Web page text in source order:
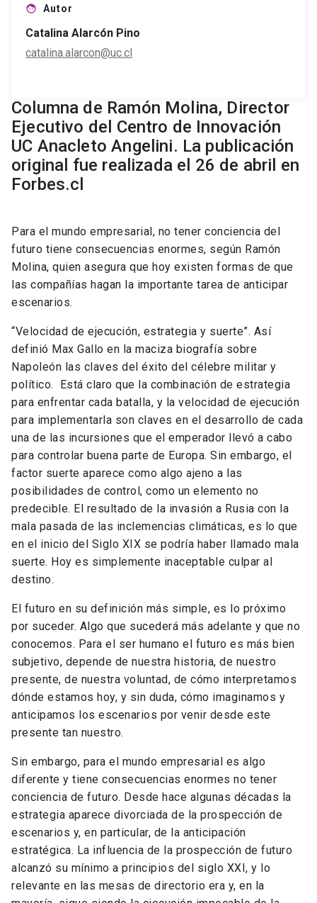
face Autor
Catalina Alarcón Pino
catalina.alarcon@uc.cl
Columna de Ramón Molina, Director
Ejecutivo del Centro de Innovación
UC Anacleto Angelini. La publicación
original fue realizada el 26 de abril en
Forbes.cl
Para el mundo empresarial, no tener conciencia del
futuro tiene consecuencias enormes, según Ramón
Molina, quien asegura que hoy existen formas de que
las compañías hagan la importante tarea de anticipar
escenarios.
“Velocidad de ejecución, estrategia y suerte”. Así
definió Max Gallo en la maciza biografía sobre
Napoleón las claves del éxito del célebre militar y
político. Está claro que la combinación de estrategia
para enfrentar cada batalla, y la velocidad de ejecución
para implementarla son claves en el desarrollo de cada
una de las incursiones que el emperador llevó a cabo
para controlar buena parte de Europa. Sin embargo, el
factor suerte aparece como algo ajeno a las
posibilidades de control, como un elemento no
predecible. El resultado de la invasión a Rusia con la
mala pasada de las inclemencias climáticas, es lo que
en el inicio del Siglo XIX se podría haber llamado mala
suerte. Hoy es simplemente inaceptable culpar al
destino.
El futuro en su definición más simple, es lo próximo
por suceder. Algo que sucederá más adelante y que no
conocemos. Para el ser humano el futuro es más bien
subjetivo, depende de nuestra historia, de nuestro
presente, de nuestra voluntad, de cómo interpretamos
dónde estamos hoy, y sin duda, cómo imaginamos y
anticipamos los escenarios por venir desde este
presente tan nuestro.
Sin embargo, para el mundo empresarial es algo
diferente y tiene consecuencias enormes no tener
conciencia de futuro. Desde hace algunas décadas la
estrategia aparece divorciada de la prospección de
escenarios y, en particular, de la anticipación
estratégica. La influencia de la prospección de futuro
alcanzó su mínimo a principios del siglo XXI, y lo
relevante en las mesas de directorio era y, en la